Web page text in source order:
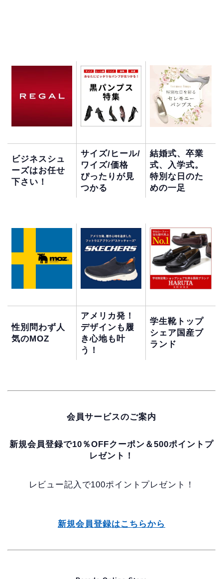
ビジネスシュ
ーズはお任せ
下さい！
サイズ/ヒール/
ワイズ/価格
ぴったりが見
つかる
結婚式、卒業
式、入学式。
特別な日のた
めの一足
性別問わず人
気のMOZ
アメリカ発！
デザインも履
き心地も叶
う！
学生靴トップ
シェア国産ブ
ランド
会員サービスのご案内
新規会員登録で10％OFFクーポン＆500ポイントプ
レゼント！
レビュー記入で100ポイントプレゼント！
新規会員登録はこちらから